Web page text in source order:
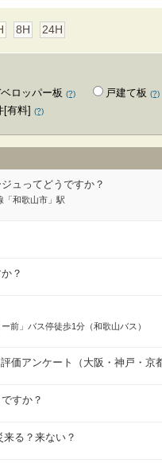
8H 24H
ロッパー板 (?) 戸建て板 (?)
[有料] (?)
ュってどうですか？
「和歌山市」駅
？
前」バス停徒歩1分（和歌山バス）
価アンケート（大阪・神戸・京
すか？
来る？来ない？